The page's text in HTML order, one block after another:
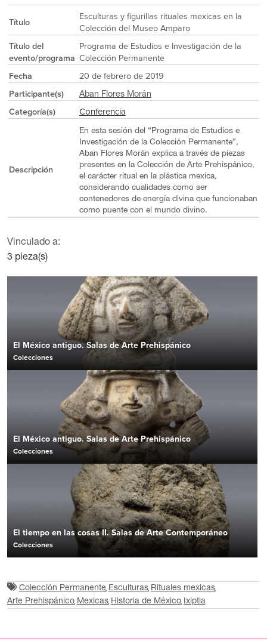
Título
Esculturas y figurillas rituales mexicas en la
Colección del Museo Amparo
Título del
evento/programa
Programa de Estudios e Investigación de la
Colección Permanente
Fecha
20 de febrero de 2019
Participante(s)
Aban Flores Morán
Categoría(s) Conferencia
Descripción
En esta sesión del “Programa de Estudios e
Investigación de la Colección Permanente”,
Aban Flores Morán explica a través de piezas
presentes en la Colección de Arte Prehispánico,
el carácter ritual en la plástica mexica,
considerando cualidades como ser
contenedores de energía divina que funcionaban
como puente con el mundo divino.
Vinculado a:
3 pieza(s)
El México antiguo. Salas de Arte Prehispánico
Colecciones
El México antiguo. Salas de Arte Prehispánico
Colecciones
El tiempo en las cosas II. Salas de Arte Contemporáneo
Colecciones
Colección Permanente Esculturas Rituales mexicas
Arte Prehispánico Mexicas Historia de México Ixiptla